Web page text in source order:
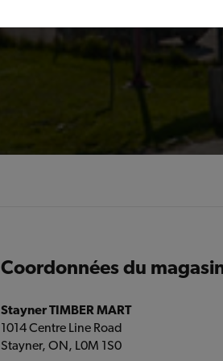
Coordonnées du
Stayner TIMBER MART
1014 Centre Line Road
Stayner, ON, L0M 1S0